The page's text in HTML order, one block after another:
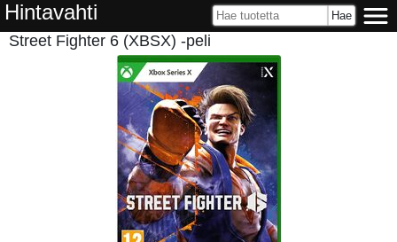
Hintavahti
Street Fighter 6 (XBSX) -peli